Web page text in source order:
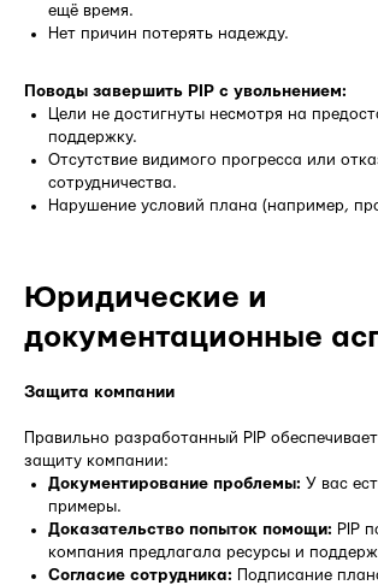
ещё время.
Нет причин потерять надежду.
Поводы завершить PIP с увольнением:
Цели не достигнуты несмотря на
поддержку.
Отсутствие видимого прогресса или
сотрудничества.
Нарушение условий плана (например,
Юридические и
документационные
Защита компании
Правильно разработанный PIP
защиту компании:
Документирование проблемы: У вас
примеры.
Доказательство попыток помощи: PIP
компания предлагала ресурсы и
Согласие сотрудника: Подписание